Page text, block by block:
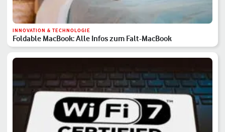
INNOVATION & TECHNOLOGIE
Foldable MacBook: Alle Infos zum Falt-MacBook